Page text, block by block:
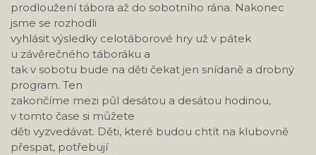
prodloužení tábora až do sobotního rána. Nakonec
jsme se rozhodli
vyhlásit výsledky celotáborové hry už v pátek
u závěrečného táboráku a
tak v sobotu bude na děti čekat jen snídaně a drobný
program. Ten
zakončíme mezi půl desátou a desátou hodinou,
v tomto čase si můžete
děti vyzvedávat. Děti, které budou chtít na klubovně
přespat, potřebují